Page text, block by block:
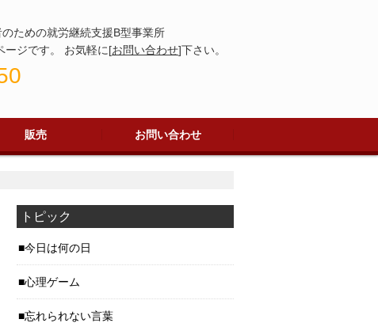
ための就労継続支援B型事業所
ージです。 お気軽に[お問い合わせ]下さい。
販売 お問い合わせ
トピック
今日は何の日
心理ゲーム
忘れられない言葉